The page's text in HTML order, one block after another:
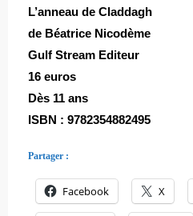
L’anneau de Claddagh
de Béatrice Nicodème
Gulf Stream Editeur
16 euros
Dès 11 ans
ISBN : 9782354882495
Partager :
Facebook X